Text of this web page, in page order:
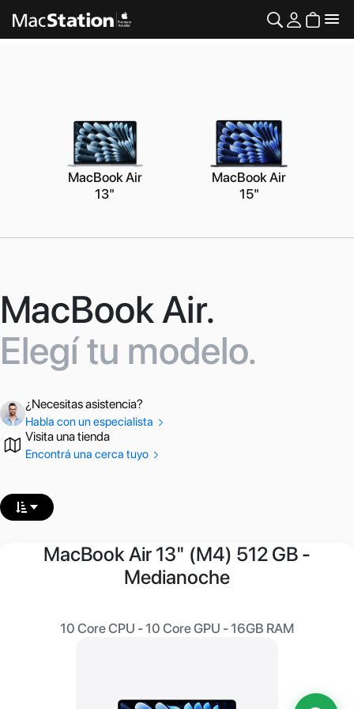
MacBook Air
13"
MacBook Air
15"
MacBook Air.
Elegí tu modelo.
¿Necesitas asistencia?
Habla con un especialista
Visita una tienda
Encontrá una cerca tuyo
MacBook Air 13" (M4) 512 GB -
Medianoche
10 Core CPU - 10 Core GPU - 16GB RAM